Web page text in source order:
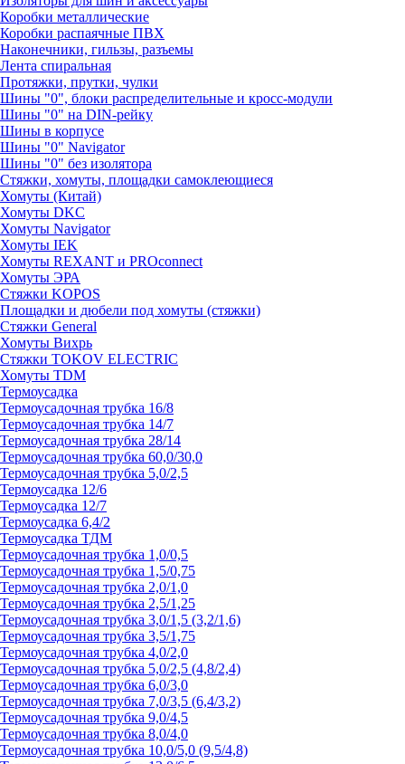
Коробки металлические
Коробки распаячные ПВХ
Наконечники, гильзы, разъемы
Лента спиральная
Протяжки, прутки, чулки
Шины "0", блоки распределительные и кросс-модули
Шины "0" на DIN-рейку
Шины в корпусе
Шины "0" Navigator
Шины "0" без изолятора
Стяжки, хомуты, площадки самоклеющиеся
Хомуты (Китай)
Хомуты DKC
Хомуты Navigator
Хомуты IEK
Хомуты REXANT и PROconnect
Хомуты ЭРА
Стяжки KOPOS
Площадки и дюбели под хомуты (стяжки)
Стяжки General
Хомуты Вихрь
Стяжки TOKOV ELECTRIC
Хомуты TDM
Термоусадка
Термоусадочная трубка 16/8
Термоусадочная трубка 14/7
Термоусадочная трубка 28/14
Термоусадочная трубка 60,0/30,0
Термоусадочная трубка 5,0/2,5
Термоусадка 12/6
Термоусадка 12/7
Термоусадка 6,4/2
Термоусадка ТДМ
Термоусадочная трубка 1,0/0,5
Термоусадочная трубка 1,5/0,75
Термоусадочная трубка 2,0/1,0
Термоусадочная трубка 2,5/1,25
Термоусадочная трубка 3,0/1,5 (3,2/1,6)
Термоусадочная трубка 3,5/1,75
Термоусадочная трубка 4,0/2,0
Термоусадочная трубка 5,0/2,5 (4,8/2,4)
Термоусадочная трубка 6,0/3,0
Термоусадочная трубка 7,0/3,5 (6,4/3,2)
Термоусадочная трубка 9,0/4,5
Термоусадочная трубка 8,0/4,0
Термоусадочная трубка 10,0/5,0 (9,5/4,8)